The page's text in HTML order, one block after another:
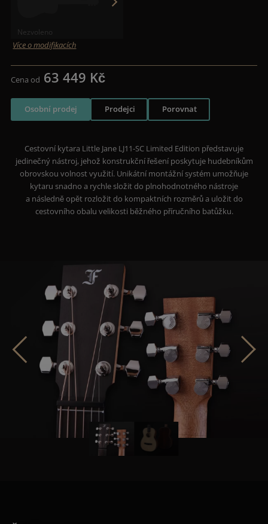
Nezvoleno
Více o modifikacích
Cena od 63 449 Kč
Osobní prodej Prodejci Porovnat
Cestovní kytara Little Jane LJ11-SC Limited Edition představuje
jedinečný nástroj, jehož konstrukční řešení poskytuje hudebníkům
obrovskou volnost využití. Unikátní montážní systém umožňuje
kytaru snadno a rychle složit do plnohodnotného nástroje
a následně opět rozložit do kompaktních rozměrů a uložit do
cestovního obalu velikosti běžného příručního batůžku.